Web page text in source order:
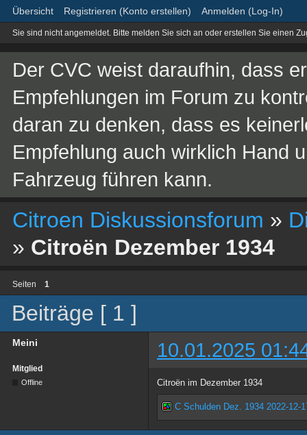
Übersicht Registrieren (Konto erstellen) Anmelden (Log-In)
Sie sind nicht angemeldet. Bitte melden Sie sich an oder erstellen Sie einen
Der CVC weist daraufhin, dass
Empfehlungen im Forum zu
daran zu denken, dass es
Empfehlung auch wirklich Hand
Fahrzeug führen kann.
Citroen Diskussionsforum »
» Citroën Dezember 1934
Seiten 1
Beiträge [ 1 ]
Meini 10.01.2025
Mitglied
Offline Citroën im Dezember 1934
C Schulden Dez. 1934 2022-12-